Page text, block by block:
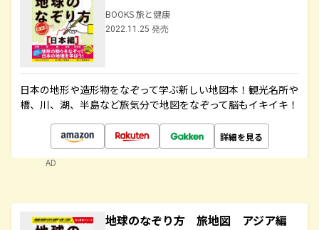
BOOKS 旅と健康
2022.11.25 発売
日本の地形や造形物をなぞって学ぶ新しい地図本！観光名所や
橋、川、湖、半島など旅気分で地図をなぞって脳もイキイキ！
詳細を見る
AD
地球のなぞり方 旅地図 アジア編